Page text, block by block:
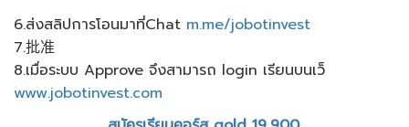
6.ส่งสลิปการโอนมาที่Chat m.me/jobotinvest
7.批准
8.เมื่อระบบ Approve จึงสามารถ login เรียนบนเว็
www.jobotinvest.com